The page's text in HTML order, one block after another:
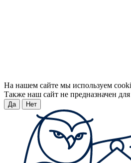
На нашем сайте мы используем
Также наш сайт не предназначен
Да Нет